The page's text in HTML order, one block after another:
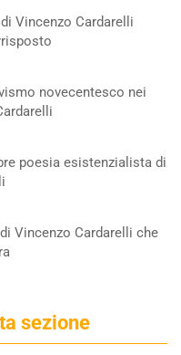
Vincenzo Cardarelli
novecentesco nei
poesia esistenzialista di
Vincenzo Cardarelli che
sezione